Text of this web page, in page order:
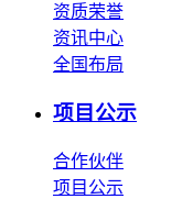
资质荣誉
资讯中心
全国布局
项目公示
合作伙伴
项目公示